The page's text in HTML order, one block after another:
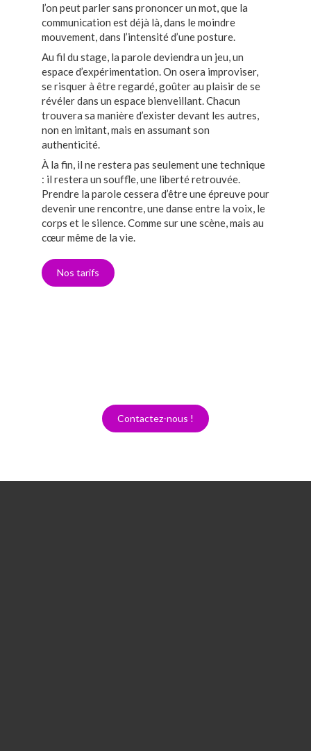
l’on peut parler sans prononcer un mot, que la
communication est déjà là, dans le moindre
mouvement, dans l’intensité d’une posture.
Au fil du stage, la parole deviendra un jeu, un
espace d’expérimentation. On osera improviser,
se risquer à être regardé, goûter au plaisir de se
révéler dans un espace bienveillant. Chacun
trouvera sa manière d’exister devant les autres,
non en imitant, mais en assumant son
authenticité.
À la fin, il ne restera pas seulement une technique
: il restera un souffle, une liberté retrouvée.
Prendre la parole cessera d’être une épreuve pour
devenir une rencontre, une danse entre la voix, le
corps et le silence. Comme sur une scène, mais au
cœur même de la vie.
Nos tarifs
Contactez-nous !